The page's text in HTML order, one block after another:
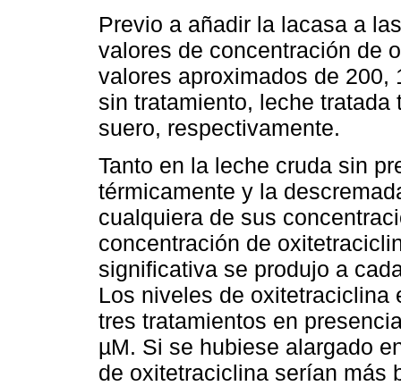
Previo a añadir la lacasa a
valores de concentración de
valores aproximados de 200,
sin tratamiento, leche
suero, respectivamente.
Tanto en la leche cruda sin
térmicamente y la
cualquiera de sus
concentración de
significativa se produjo a
Los niveles de oxitetraciclina
tres tratamientos en
µM. Si se hubiese alargado
de oxitetraciclina serían más